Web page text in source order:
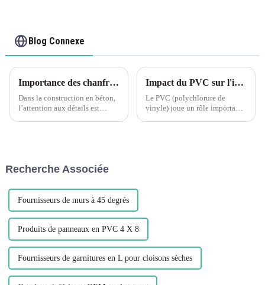
Blog Connexe
Importance des chanfreins dans les coffrages en béton
Dans la construction en béton,
l’attention aux détails est
important...
Impact du PVC sur l'industrie de la construction
Le PVC (polychlorure de
vinyle) joue un rôle important
Recherche Associée
Fournisseurs de murs à 45 degrés
Produits de panneaux en PVC 4 X 8
Fournisseurs de garnitures en L pour cloisons sèches